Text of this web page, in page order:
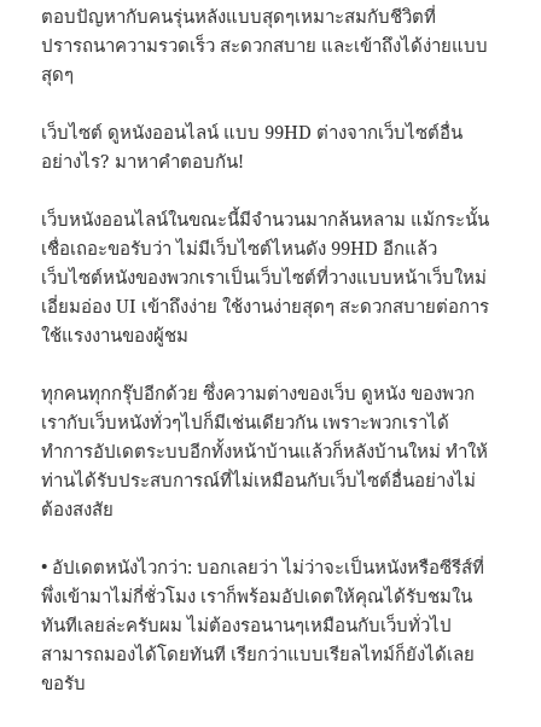
ตอบปัญหากับคนรุ่นหลังแบบสุดๆเหมาะสมกับชีวิตที่
ปรารถนาความรวดเร็ว สะดวกสบาย และเข้าถึงได้ง่ายแบบ
สุดๆ
เว็บไซต์ ดูหนังออนไลน์ แบบ 99HD ต่างจากเว็บไซต์อื่น
อย่างไร? มาหาคำตอบกัน!
เว็บหนังออนไลน์ในขณะนี้มีจำนวนมากล้นหลาม แม้กระนั้น
เชื่อเถอะขอรับว่า ไม่มีเว็บไซต์ไหนดัง 99HD อีกแล้ว
เว็บไซต์หนังของพวกเราเป็นเว็บไซต์ที่วางแบบหน้าเว็บใหม่
เอี่ยมอ่อง UI เข้าถึงง่าย ใช้งานง่ายสุดๆ สะดวกสบายต่อการ
ใช้แรงงานของผู้ชม
ทุกคนทุกกรุ๊ปอีกด้วย ซึ่งความต่างของเว็บ ดูหนัง ของพวก
เรากับเว็บหนังทั่วๆไปก็มีเช่นเดียวกัน เพราะพวกเราได้
ทำการอัปเดตระบบอีกทั้งหน้าบ้านแล้วก็หลังบ้านใหม่ ทำให้
ท่านได้รับประสบการณ์ที่ไม่เหมือนกับเว็บไซต์อื่นอย่างไม่
ต้องสงสัย
• อัปเดตหนังไวกว่า: บอกเลยว่า ไม่ว่าจะเป็นหนังหรือซีรีส์ที่
พึ่งเข้ามาไม่กี่ชั่วโมง เราก็พร้อมอัปเดตให้คุณได้รับชมใน
ทันทีเลยล่ะครับผม ไม่ต้องรอนานๆเหมือนกับเว็บทั่วไป
สามารถมองได้โดยทันที เรียกว่าแบบเรียลไทม์ก็ยังได้เลย
ขอรับ